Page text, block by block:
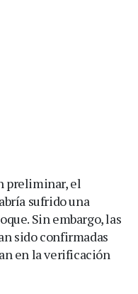
preliminar, el
sufrido una
Sin embargo, las
sido confirmadas
en la verificación